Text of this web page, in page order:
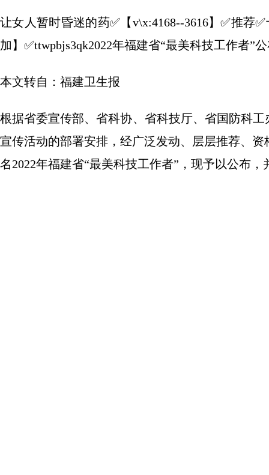
让女人暂时昏迷的药✅【v\x:4168--3616】✅推荐
加】✅ttwpbjs3qk2022年福建省“最美科技工作者”
本文转自：福建卫生报
根据省委宣传部、省科协、省科技厅、省国防科
宣传活动的部署安排，经广泛发动、层层推荐、
名2022年福建省“最美科技工作者”，现予以公布